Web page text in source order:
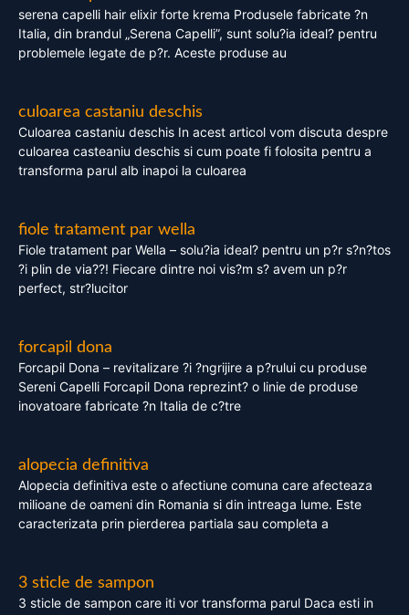
serena capelli hair elixir forte krema Produsele fabricate ?n
Italia, din brandul „Serena Capelli”, sunt solu?ia ideal? pentru
problemele legate de p?r. Aceste produse au
culoarea castaniu deschis
Culoarea castaniu deschis In acest articol vom discuta despre
culoarea casteaniu deschis si cum poate fi folosita pentru a
transforma parul alb inapoi la culoarea
fiole tratament par wella
Fiole tratament par Wella – solu?ia ideal? pentru un p?r s?n?tos
?i plin de via??! Fiecare dintre noi vis?m s? avem un p?r
perfect, str?lucitor
forcapil dona
Forcapil Dona – revitalizare ?i ?ngrijire a p?rului cu produse
Sereni Capelli Forcapil Dona reprezint? o linie de produse
inovatoare fabricate ?n Italia de c?tre
alopecia definitiva
Alopecia definitiva este o afectiune comuna care afecteaza
milioane de oameni din Romania si din intreaga lume. Este
caracterizata prin pierderea partiala sau completa a
3 sticle de sampon
3 sticle de sampon care iti vor transforma parul Daca esti in